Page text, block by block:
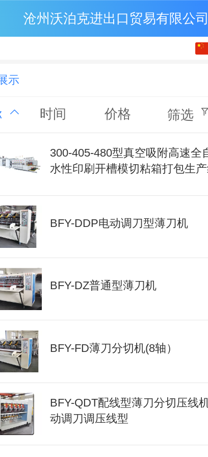
沧州沃泊克进出口贸易有限公
示
时间 价格 筛选
300-405-480型真空吸附高速全
水性印刷开槽模切粘箱打包生
BFY-DDP电动调刀型薄刀机
BFY-DZ普通型薄刀机
BFY-FD薄刀分切机(8轴）
BFY-QDT配线型薄刀分切压线
动调刀调压线型